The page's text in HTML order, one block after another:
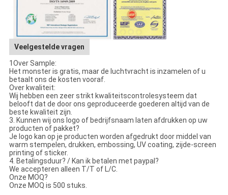
Veelgestelde vragen
1Over Sample:
Het monster is gratis, maar de luchtvracht is inzamelen of u
betaalt ons de kosten vooraf.
Over kwaliteit:
Wij hebben een zeer strikt kwaliteitscontrolesysteem dat
belooft dat de door ons geproduceerde goederen altijd van de
beste kwaliteit zijn.
3. Kunnen wij ons logo of bedrijfsnaam laten afdrukken op uw
producten of pakket?
Je logo kan op je producten worden afgedrukt door middel van
warm stempelen, drukken, embossing, UV coating, zijde-screen
printing of sticker.
4. Betalingsduur? / Kan ik betalen met paypal?
We accepteren alleen T/T of L/C.
Onze MOQ?
Onze MOQ is 500 stuks.